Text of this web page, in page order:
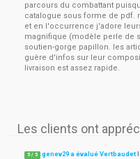
parcours du combattant
catalogue sous forme de pdf.
et en l'occurrence j'adore
magnifique (modèle perle de
soutien-gorge papillon. les
guère d'infos sur leur
livraison est assez rapide.
Les clients ont
5 / 5 genev29 a évalué Vertbaudet